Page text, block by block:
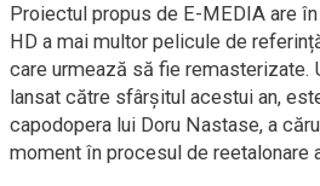
Proiectul propus de E-MEDIA are
HD a mai multor pelicule de
care urmează să fie remasterizate.
lansat către sfârșitul acestui an,
capodopera lui Doru Nastase, a
moment în procesul de reetalonare